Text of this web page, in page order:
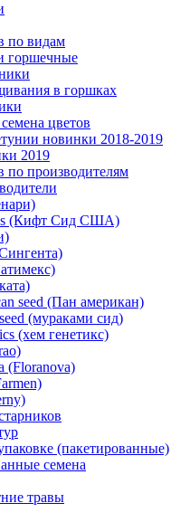
по видам
горшечные
в горшках
цветов
новинки 2018-2019
2019
по производителям
(Кифт Сид США)
seed (Пан американ)
(мураками сид)
(хем генетикс)
(Floranova)
(пакетированные)
семена
травы